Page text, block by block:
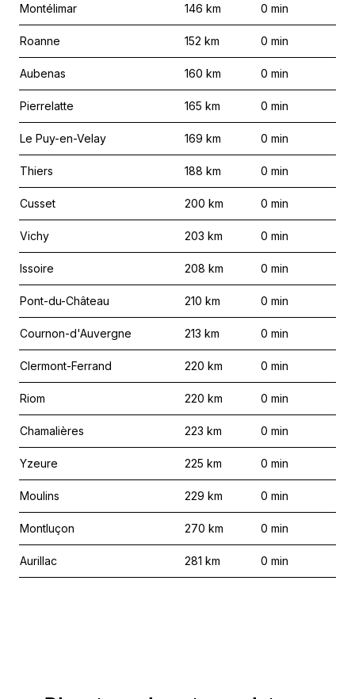
Montélimar 146 km 0 min
Roanne 152 km 0 min
Aubenas 160 km 0 min
Pierrelatte 165 km 0 min
Le Puy-en-Velay 169 km 0 min
Thiers 188 km 0 min
Cusset 200 km 0 min
Vichy 203 km 0 min
Issoire 208 km 0 min
Pont-du-Château 210 km 0 min
Cournon-d'Auvergne 213 km 0 min
Clermont-Ferrand 220 km 0 min
Riom 220 km 0 min
Chamalières 223 km 0 min
Yzeure 225 km 0 min
Moulins 229 km 0 min
Montluçon 270 km 0 min
Aurillac 281 km 0 min